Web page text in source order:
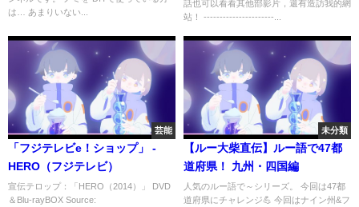
は… あまりいない...
詞］
話也可以看看其他部影片，還有造訪我的網
站！ ----------------------...
芸能
「フジテレビe！ショップ」 -
HERO（フジテレビ）
宣伝テロップ：「HERO（2014）」 DVD
＆Blu-rayBOX Source:
未分類
【ルー大柴直伝】ルー語で47都
道府県！ 九州・四国編
人気のルー語で～シリーズ。 今回は47都
道府県にチャレンジ💪 今回はナイン州&フ